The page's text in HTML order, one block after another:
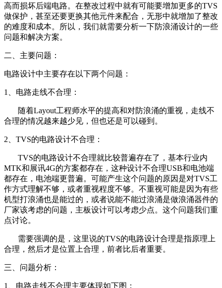
高而损坏后端电路。在整改过程中就有可能要增加更多的TVS
做保护，甚至还要更换其他元件来配合，无形中就增加了整改
的难度和成本。所以，我们就需要分析一下防浪涌设计的一些
问题和解决方案。
二、主要问题：
电路设计中主要存在以下两个问题：
1、电路走线不合理：
随着Layout工程师水平的提高和对防浪涌的重视，走线不
合理的情况越来越少见，但也还是可以碰到。
2、TVS的电路设计不合理：
TVS的电路设计不合理就比较普遍存在了，基本行业内
MTK和展讯4G的方案都存在，这种设计不合理USB和电池端
都存在，电池端更普遍。可能产生这个问题的原因是对TVS工
作方式理解不够，或者重视程度不够。不重视可能是因为有些
机型打浪涌也是能过的，或者说能不能过浪涌是做浪涌器件的
厂家该考虑的问题，主板设计可以考虑少点。这个问题我们重
点讨论。
需要强调的是，这里说的TVS的电路设计合理是指原理上
合理，然后才是位置上合理，前者比后者重要。
三、问题分析：
1、电路走线不合理主要体现如下图：